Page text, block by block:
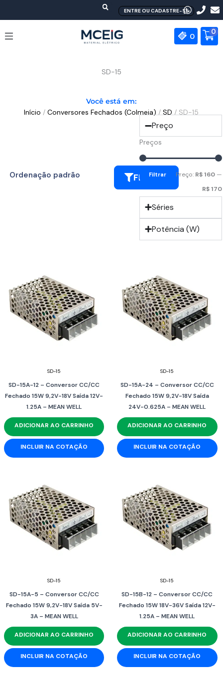
conteúdo
ENTRE OU CADASTRE-SE
PRODUTOS
0
0
SD-15
Você está em:
Início /Conversores Fechados (Colmeia) /SD / SD-15
FILTRAR
Preço
Preços
Filtrar Preço: R$ 160 —
R$ 170
Séries
Potência (W)
SD-15
SD-15A-12 – Conversor CC/CC
Fechado 15W 9,2V-18V Saída 12V-
1.25A – MEAN WELL
ADICIONAR AO CARRINHO
INCLUIR NA COTAÇÃO
SD-15
SD-15A-24 – Conversor CC/CC
Fechado 15W 9,2V-18V Saída
24V-0.625A – MEAN WELL
ADICIONAR AO CARRINHO
INCLUIR NA COTAÇÃO
SD-15
SD-15A-5 – Conversor CC/CC
Fechado 15W 9,2V-18V Saída 5V-
3A – MEAN WELL
ADICIONAR AO CARRINHO
INCLUIR NA COTAÇÃO
SD-15
SD-15B-12 – Conversor CC/CC
Fechado 15W 18V-36V Saída 12V-
1.25A – MEAN WELL
ADICIONAR AO CARRINHO
INCLUIR NA COTAÇÃO